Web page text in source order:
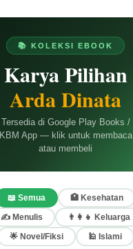
📚 KOLEKSI EBOOK
Karya Pilihan
Arda Dinata
Tersedia di Google Play Books /
KBM App — klik untuk membaca
atau membeli
📖 Semua
🏥 Kesehatan
✍️ Menulis
👨‍👩‍👧 Keluarga
🌟 Novel/Fiksi
🕌 Islami